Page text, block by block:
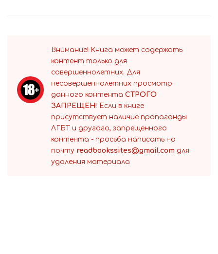
Внимание! Книга может содержать
контент только для
совершеннолетних. Для
несовершеннолетних просмотр
данного контента СТРОГО
ЗАПРЕЩЕН! Если в книге
присутствует наличие пропаганды
ЛГБТ и другого, запрещенного
контента - просьба написать на
почту readbookssites@gmail.com для
удаления материала